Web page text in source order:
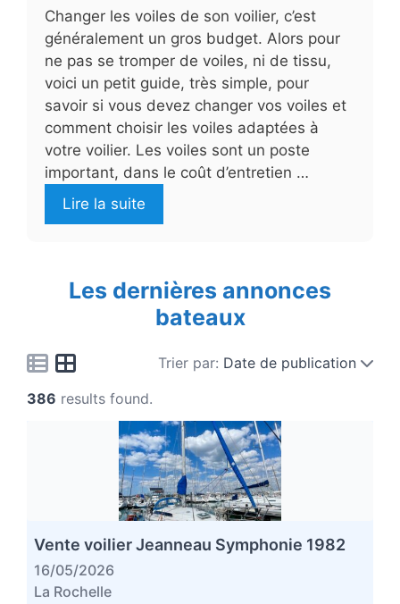
Changer les voiles de son voilier, c’est
généralement un gros budget. Alors pour
ne pas se tromper de voiles, ni de tissu,
voici un petit guide, très simple, pour
savoir si vous devez changer vos voiles et
comment choisir les voiles adaptées à
votre voilier. Les voiles sont un poste
important, dans le coût d’entretien …
Lire la suite
Les dernières annonces
bateaux
Trier par: Date de publication
386 results found.
Vente voilier Jeanneau Symphonie 1982
16/05/2026
La Rochelle